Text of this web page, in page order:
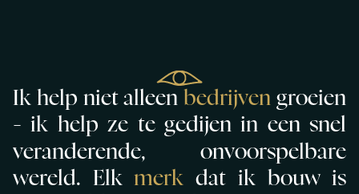
k hel p niet a leen bedrijven groeien
- ik help ze te gedijen in een snel
veranderende, onvoorspe bare
werel d. El k merk dat i k bouw is